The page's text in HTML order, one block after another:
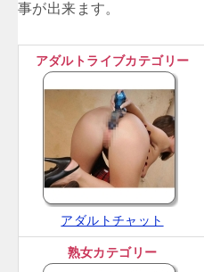
事が出来ます。
アダルトライブカテゴリー
アダルトチャット
熟女カテゴリー